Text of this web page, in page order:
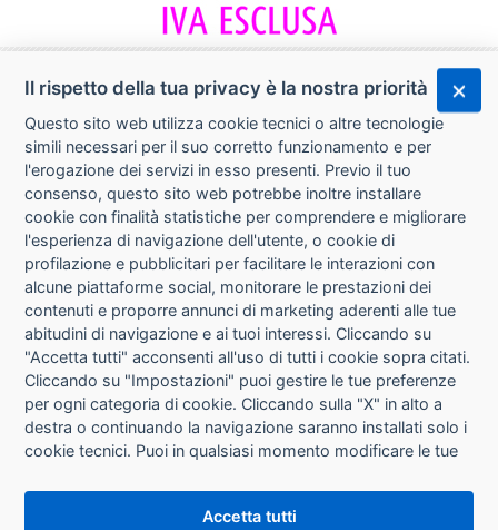
CHI SIAMO
CONTATTI
CONDIZIONI DI VENDITA
RICHIESTA RECESSO
PRIVACY
Il rispetto della tua privacy è la nostra priorità
Questo sito web utilizza cookie tecnici o altre tecnologie
simili necessari per il suo corretto funzionamento e per
l'erogazione dei servizi in esso presenti. Previo il tuo
consenso, questo sito web potrebbe inoltre installare
cookie con finalità statistiche per comprendere e migliorare
l'esperienza di navigazione dell'utente, o cookie di
profilazione e pubblicitari per facilitare le interazioni con
alcune piattaforme social, monitorare le prestazioni dei
contenuti e proporre annunci di marketing aderenti alle tue
abitudini di navigazione e ai tuoi interessi. Cliccando su
"Accetta tutti" acconsenti all'uso di tutti i cookie sopra citati.
Cliccando su "Impostazioni" puoi gestire le tue preferenze
per ogni categoria di cookie. Cliccando sulla "X" in alto a
destra o continuando la navigazione saranno installati solo i
cookie tecnici. Puoi in qualsiasi momento modificare le tue
che si trova in fondo alle pagine del sito. Per maggiori
informazioni consulta la nostraInformativa sui cookie
Accetta tutti